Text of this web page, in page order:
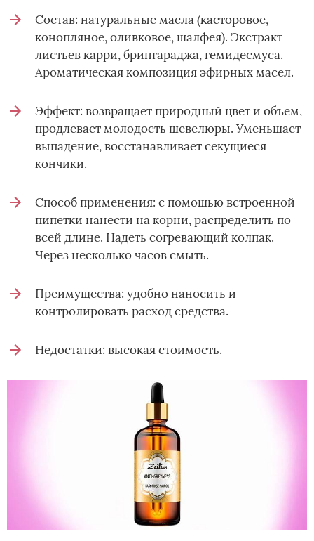
Состав: натуральные масла (касторовое,
конопляное, оливковое, шалфея). Экстракт
листьев карри, брингараджа, гемидесмуса.
Ароматическая композиция эфирных масел.
Эффект: возвращает природный цвет и объем,
продлевает молодость шевелюры. Уменьшает
выпадение, восстанавливает секущиеся
кончики.
Способ применения: с помощью встроенной
пипетки нанести на корни, распределить по
всей длине. Надеть согревающий колпак.
Через несколько часов смыть.
Преимущества: удобно наносить и
контролировать расход средства.
Недостатки: высокая стоимость.